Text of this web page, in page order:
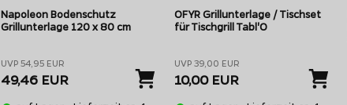
Napoleon Bodenschutz
Grillunterlage 120 x 80 cm
UVP 54,95 EUR
49,46 EUR
OFYR Grillunterlage / Tischset
für Tischgrill Tabl'O
UVP 39,00 EUR
10,00 EUR